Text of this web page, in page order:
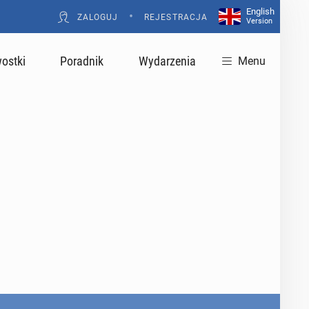
ZALOGUJ • REJESTRACJA
English
Version
Poradnik Wydarzenia Menu